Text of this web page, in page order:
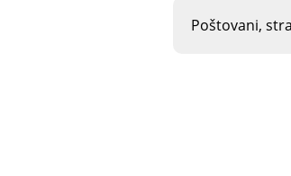
Poštovani,